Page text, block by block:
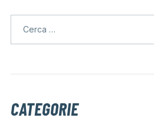
CATEGORIE